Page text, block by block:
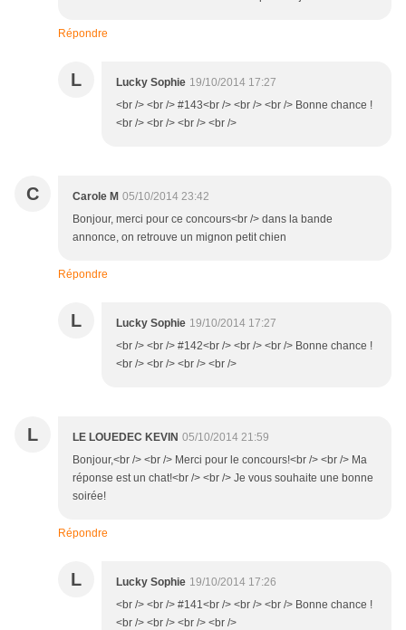
Répondre
L Lucky Sophie 19/10/2014 17:27
<br /> <br /> #143<br /> <br /> <br /> Bonne chance !
<br /> <br /> <br /> <br />
C Carole M 05/10/2014 23:42
Bonjour, merci pour ce concours<br /> dans la bande
annonce, on retrouve un mignon petit chien
Répondre
L Lucky Sophie 19/10/2014 17:27
<br /> <br /> #142<br /> <br /> <br /> Bonne chance !
<br /> <br /> <br /> <br />
L LE LOUEDEC KEVIN 05/10/2014 21:59
Bonjour,<br /> <br /> Merci pour le concours!<br /> <br /> Ma
réponse est un chat!<br /> <br /> Je vous souhaite une bonne
soirée!
Répondre
L Lucky Sophie 19/10/2014 17:26
<br /> <br /> #141<br /> <br /> <br /> Bonne chance !
<br /> <br /> <br /> <br />